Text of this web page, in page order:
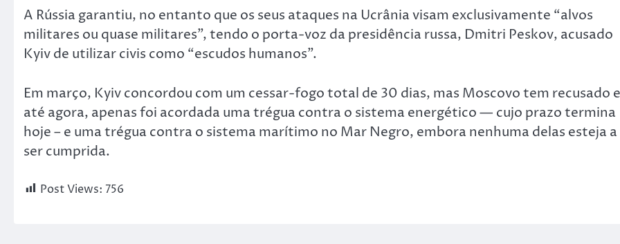
A Rússia garantiu, no entanto que os seus ataques na Ucrânia visam exclusivamente “alvos
militares ou quase militares”, tendo o porta-voz da presidência russa, Dmitri Peskov, acusado
Kyiv de utilizar civis como “escudos humanos”.
Em março, Kyiv concordou com um cessar-fogo total de 30 dias, mas Moscovo tem recusado
até agora, apenas foi acordada uma trégua contra o sistema energético — cujo prazo termina
hoje – e uma trégua contra o sistema marítimo no Mar Negro, embora nenhuma delas esteja a
ser cumprida.
Post Views: 756